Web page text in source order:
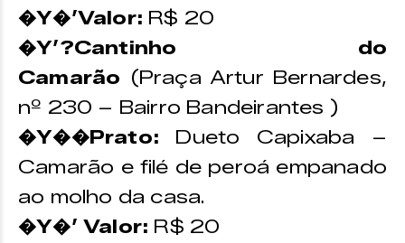
�Y�’Valor: R$ 20
�Y’?Cantinho do
Camarão (Praça Artur Bernardes,
nº 230 – Bairro Bandeirantes )
�Y��Prato: Dueto Capixaba –
Camarão e filé de peroá empanado
ao molho da casa.
�Y�’ Valor: R$ 20